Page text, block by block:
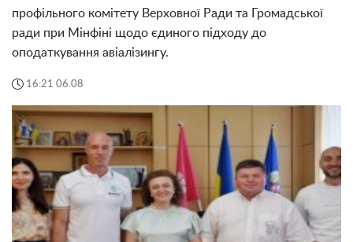
профільного комітету Верховної Ради та Громадської
ради при Мінфіні щодо єдиного підходу до
оподаткування авіалізингу.
16:21 06.08